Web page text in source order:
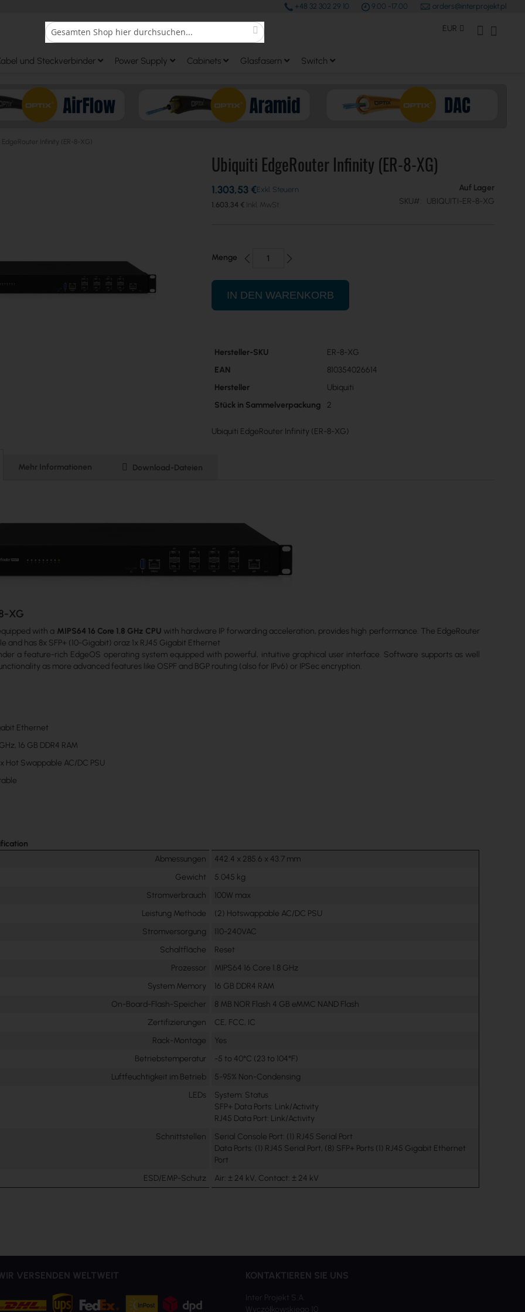
+48 32 302 29 10 9.00 -17.00 orders@interprojekt.pl
Search
Search Währung
EUR Mein Konto
und Steckverbinder Power Supply Cabinets Glasfasern Switch
EdgeRouter Infinity (ER-8-XG)
Ubiquiti EdgeRouter Infinity (ER-8-XG)
1.603,34 €
1.303,53 €
Auf Lager
SKU
UBIQUITI-ER-8-XG
Menge
IN DEN WARENKORB
Mehr
Hersteller-SKU
ER-8-XG
EAN
810354026614
Hersteller
Ubiquiti
Stück in Sammelverpackung
2
Ubiquiti EdgeRouter Infinity (ER-8-XG)
Mehr Informationen Download-Dateien
XG
with a MIPS64 16 Core 1.8 GHz CPU with hardware IP forwarding acceleration, provides high performance. The EdgeRouter
and has 8x SFP+ (10-Gigabit) oraz 1x RJ45 Gigabit Ethernet
a feature-rich EdgeOS operating system equipped with powerful, intuitive graphical user interface. Software supports as well
as more advanced features like OSPF and BGP routing (also for IPv6) or IPSec encryption.
Ethernet
GHz, 16 GB DDR4 RAM
Hot Swappable AC/DC PSU
Abmessungen
442.4 x 285.6 x 43.7 mm
Gewicht
5.045 kg
Stromverbrauch
100W max
Leistung Methode
(2) Hotswappable AC/DC PSU
Stromversorgung
110-240VAC
Schaltfläche
Reset
Prozessor
MIPS64 16 Core 1.8 GHz
System Memory
16 GB DDR4 RAM
On-Board-Flash-Speicher
8 MB NOR Flash 4 GB eMMC NAND Flash
Zertifizierungen
CE, FCC, IC
Rack-Montage
Yes
Betriebstemperatur
-5 to 40°C (23 to 104°F)
Luftfeuchtigkeit im Betrieb
5-95% Non-Condensing
LEDs
System: Status
SFP+ Data Ports: Link/Activity
RJ45 Data Port: Link/Activity
Schnittstellen
Serial Console Port: (1) RJ45 Serial Port
Data Ports: (1) RJ45 Serial Port, (8) SFP+ Ports (1) RJ45 Gigabit Ethernet
Port
ESD/EMP-Schutz
Air: ± 24 kV, Contact: ± 24 kV
VERSENDEN WELTWEIT KONTAKTIEREN SIE UNS
Inter Projekt S.A.
Wyczółkowskiego 10